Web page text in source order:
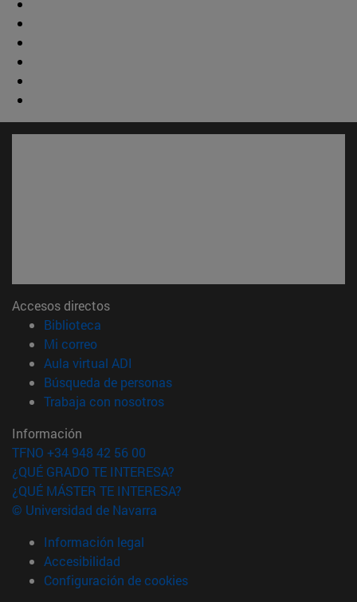
Accesos directos
Biblioteca
Mi correo(abre en nueva ventana)
Aula virtual ADI
Búsqueda de personas(abre en nueva ventana)
Trabaja con nosotros(abre en nueva ventana)
Información
TFNO +34 948 42 56 00
¿QUÉ GRADO TE INTERESA?
¿QUÉ MÁSTER TE INTERESA?
© Universidad de Navarra
Información legal
Accesibilidad
Configuración de cookies